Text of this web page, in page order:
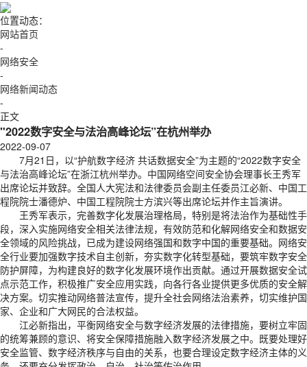
位置动态：
网站首页
-
网络安全
-
网络新闻动态
-
正文
"2022数字安全与法治高峰论坛”在杭州举办
2022-09-07
7月21日，以“护航数字经济 共话数据安全”为主题的“2022数字安全
与法治高峰论坛”在浙江杭州举办。中国网络空间安全协会理事长王秀军
出席论坛并致辞。全国人大宪法和法律委员会副主任委员江必新、中国工
程院院士潘德炉、中国工程院院士方滨兴等出席论坛并作主旨演讲。
王秀军表示，完善数字化发展治理格局，特别是将法治作为基础性手
段，深入实施网络安全相关法律法规，有效防范和化解网络安全和数据安
全领域的风险挑战，已成为建设网络强国和数字中国的重要基础。网络安
全行业要加强数字技术自主创新，夯实数字化转型基础，要筑牢数字安全
防护屏障，为构建良好的数字化发展环境作出贡献。通过开展数据安全试
点示范工作，积极推广安全应用实践，向各行各业提供更多优质的安全解
决方案。切实推动网络普法宣传，提升全社会网络法治素养，切实维护国
家、企业和广大网民的合法权益。
江必新指出，平衡网络安全与数字经济发展的法律措施，要树立牢固
的统筹兼顾的意识、将安全保障措施融入数字经济发展之中。既要处理好
安全监管、数字经济秩序与自由的关系，也要合理设定数字经济主体的义